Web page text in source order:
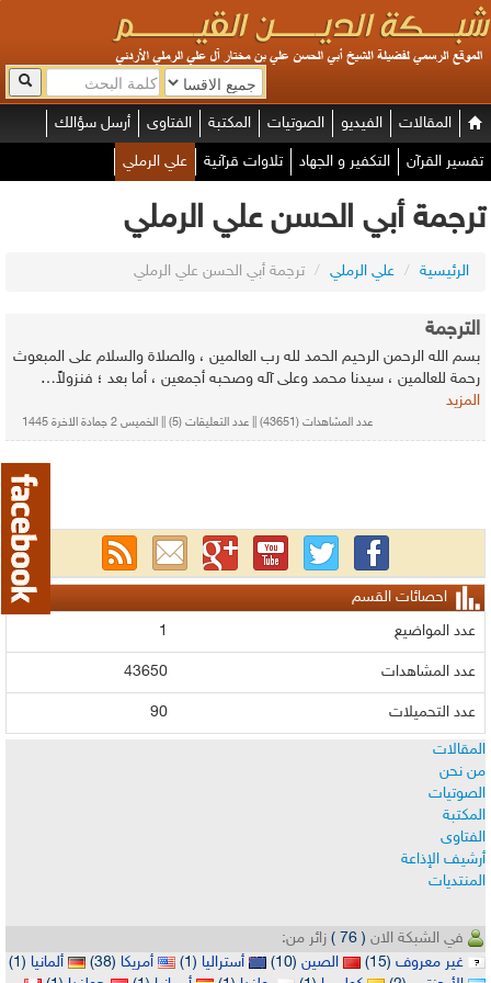
المقالات الفيديو الصوتيات المكتبة الفتاوى أرسل سؤالك
تفسير القرآن التكفير و الجهاد تلاوات قرآنية علي الرملي
ترجمة أبي الحسن علي الرملي
الرئيسية / علي الرملي / ترجمة أبي الحسن علي الرملي
الترجمة
بسم الله الرحمن الرحيم الحمد لله رب العالمين ، والصلاة والسلام على المبعوث
رحمة للعالمين ، سيدنا محمد وعلى آله وصحبه أجمعين ، أما بعد ؛ فنزولاً…
المزيد
عدد المشاهدات (43651) || عدد التعليقات (5) || الخميس 2 جمادة الاخرة 1445
احصائات القسم
عدد المواضيع
1
عدد المشاهدات 43650
عدد التحميلات
90
المقالات
من نحن
الصوتيات
المكتبة
الفتاوى
أرشيف الإذاعة
المنتديات
في الشبكة الان ( 76 )
زائر من:
غير معروف (15) الصين (10) أستراليا (1) أمريكا (38) ألمانيا (1)